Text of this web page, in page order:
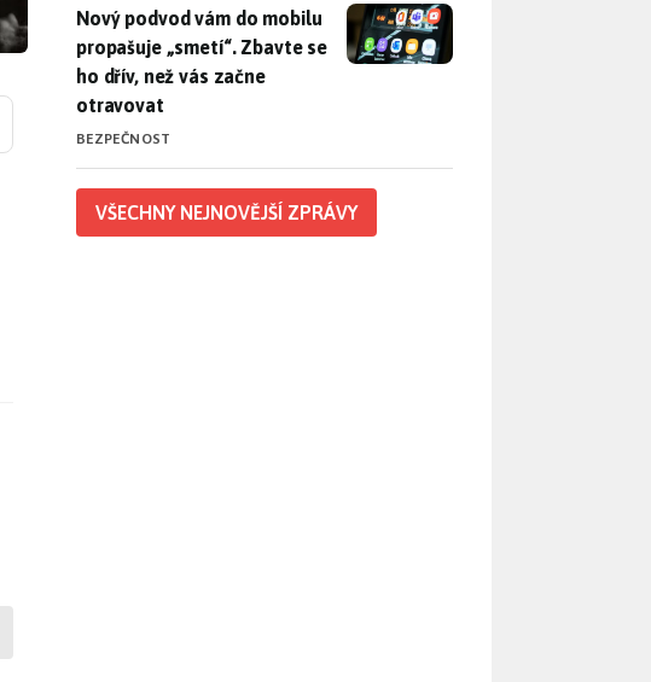
Nový podvod vám do mobilu propašuje „smetí“. Zbavte se ho dřív,
Nový podvod vám do mobilu
propašuje „smetí“. Zbavte se
ho dřív, než vás začne
otravovat
BEZPEČNOST
VŠECHNY NEJNOVĚJŠÍ ZPRÁVY